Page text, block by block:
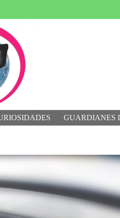
GUARDIANES